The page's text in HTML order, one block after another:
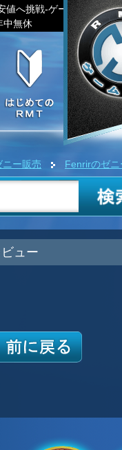
値へ挑戦-ゲーム通貨の激
中無休
ニー販売 Fenrirのゼ
ュー